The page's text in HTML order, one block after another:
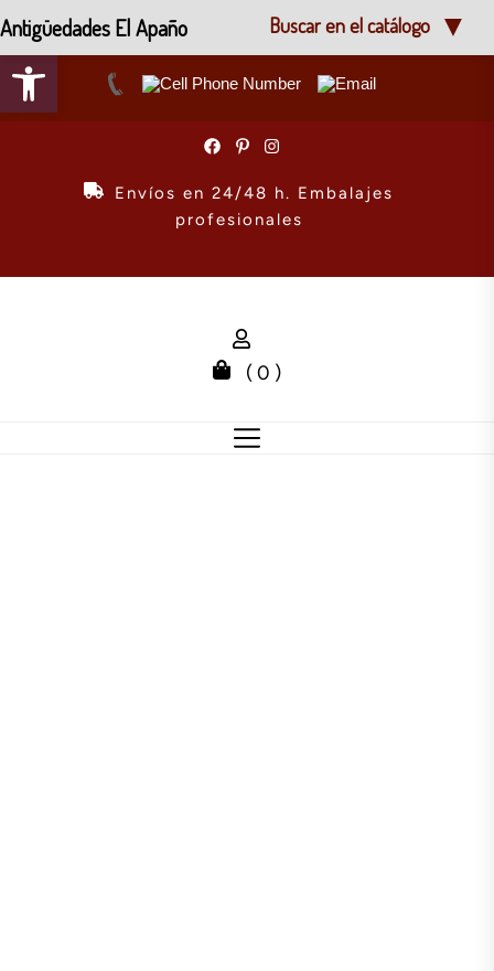
Abrir barra de herramientas
Envíos en 24/48 h. Embalajes
profesionales
( 0 )
Antigüedades El Apaño Buscar en el catálogo